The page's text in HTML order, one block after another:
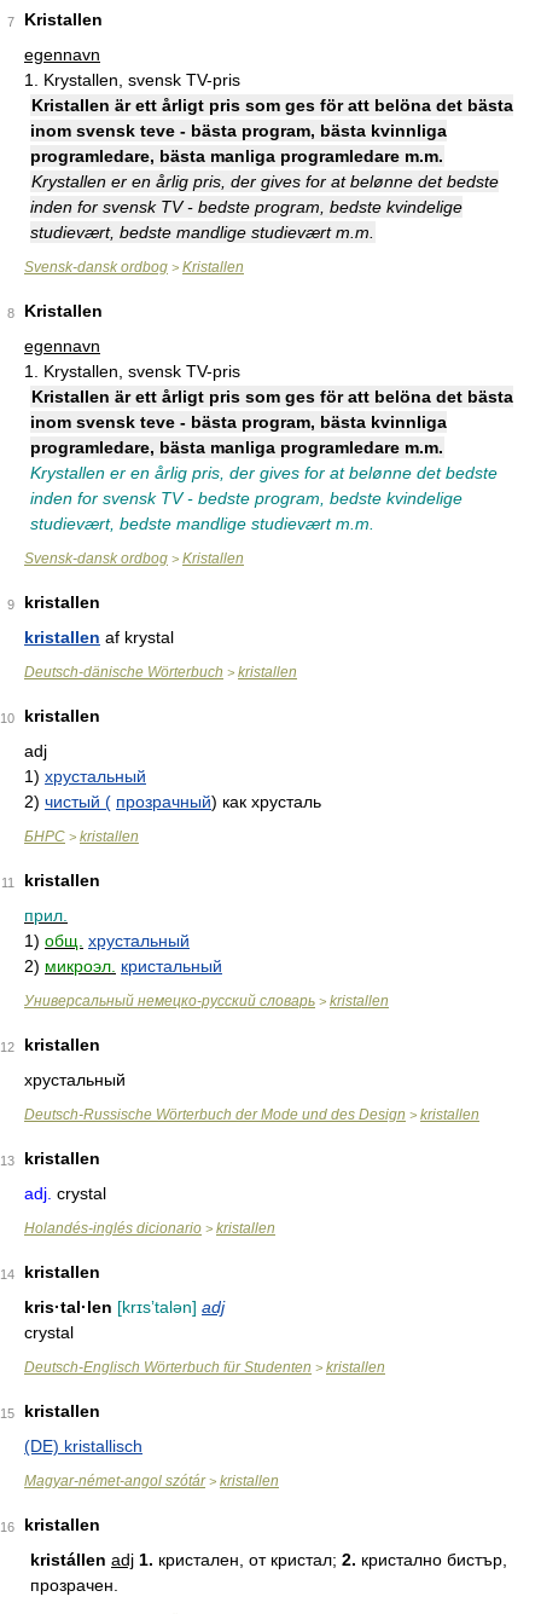
7
Kristallen
egennavn
1. Krystallen, svensk TV-pris
Kristallen är ett årligt pris som ges för att belöna det bästa
inom svensk teve - bästa program, bästa kvinnliga
programledare, bästa manliga programledare m.m.
Krystallen er en årlig pris, der gives for at belønne det bedste
inden for svensk TV - bedste program, bedste kvindelige
studievært, bedste mandlige studievært m.m.
Svensk-dansk ordbog > Kristallen
8
Kristallen
egennavn
1. Krystallen, svensk TV-pris
Kristallen är ett årligt pris som ges för att belöna det bästa
inom svensk teve - bästa program, bästa kvinnliga
programledare, bästa manliga programledare m.m.
Krystallen er en årlig pris, der gives for at belønne det bedste
inden for svensk TV - bedste program, bedste kvindelige
studievært, bedste mandlige studievært m.m.
Svensk-dansk ordbog > Kristallen
9
kristallen
kristallen af krystal
Deutsch-dänische Wörterbuch > kristallen
10
kristallen
adj
1) хрустальный
2) чистый ( прозрачный) как хрусталь
БНРС > kristallen
11
kristallen
прил.
1) общ. хрустальный
2) микроэл. кристальный
Универсальный немецко-русский словарь > kristallen
12
kristallen
хрустальный
Deutsch-Russische Wörterbuch der Mode und des Design > kristallen
13
kristallen
adj. crystal
Holandés-inglés dicionario > kristallen
14
kristallen
kris·tal·len [krɪsʼtalən] adj
crystal
Deutsch-Englisch Wörterbuch für Studenten > kristallen
15
kristallen
(DE) kristallisch
Magyar-német-angol szótár> kristallen
16
kristallen
kristállen adj 1. кристален, от кристал; 2. кристално бистър,
прозрачен.